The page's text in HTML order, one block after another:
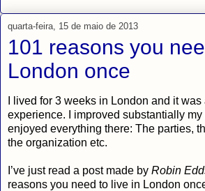
quarta-feira, 15 de maio de 2013
101 reasons you
London once
I lived for 3 weeks in London and it
experience. I improved substantially
enjoyed everything there: The parties,
the organization etc.
I’ve just read a post made by Robin
reasons you need to live in London